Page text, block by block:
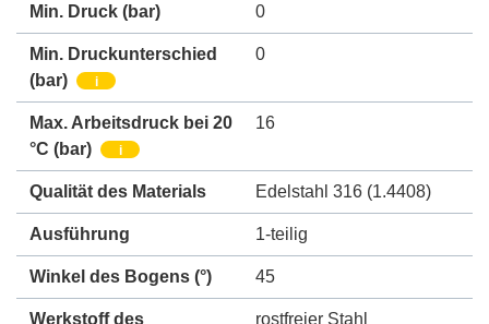
Min. Druck (bar) 0
Min. Druckunterschied
(bar)
i
0
Max. Arbeitsdruck bei 20
°C (bar)
i
16
Qualität des Materials Edelstahl 316 (1.4408)
Ausführung 1-teilig
Winkel des Bogens (°) 45
Werkstoff des rostfreier Stahl